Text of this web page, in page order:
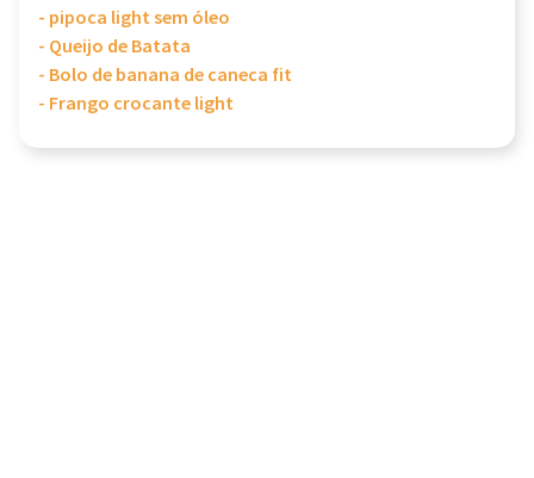
- pipoca light sem óleo
- Queijo de Batata
- Bolo de banana de caneca fit
- Frango crocante light